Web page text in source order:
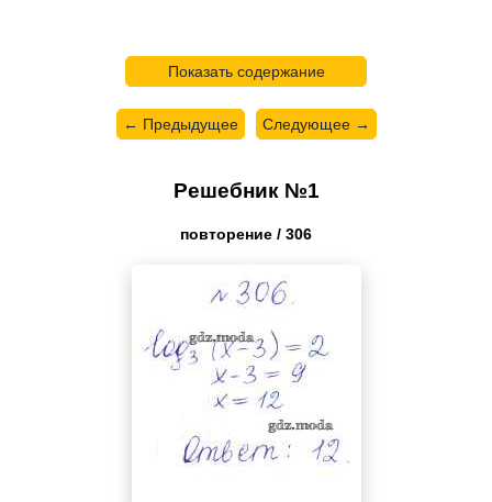
Показать содержание
← Предыдущее Следующее →
Решебник №1
повторение / 306